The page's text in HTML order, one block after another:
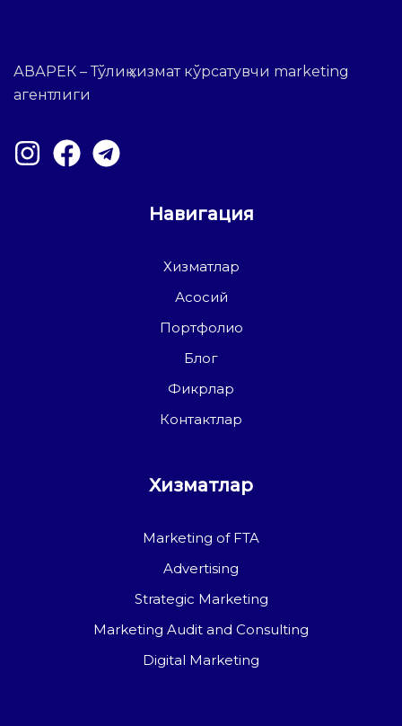
АВАРЕК – Тўлиқ хизмат кўрсатувчи marketing
агентлиги
Навигация
Хизматлар
Асосий
Портфолио
Блог
Фикрлар
Контактлар
Хизматлар
Marketing of FTA
Advertising
Strategic Marketing
Marketing Audit and Consulting
Digital Marketing